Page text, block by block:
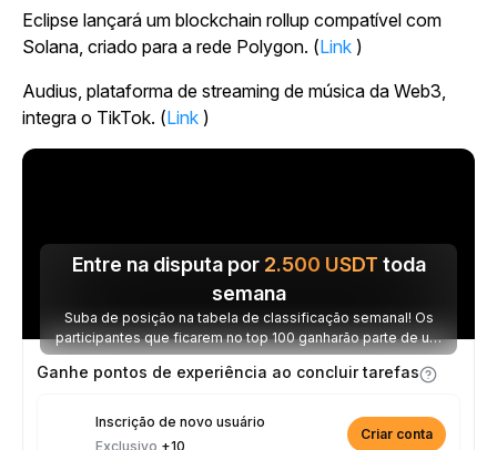
Eclipse lançará um blockchain rollup compatível com
Solana, criado para a rede Polygon. (Link )
Audius, plataforma de streaming de música da Web3,
integra o TikTok. (Link )
Entre na disputa por 2.500 USDT toda
semana
Suba de posição na tabela de classificação semanal! Os
participantes que ficarem no top 100 ganharão parte de um
prêmio de 2.500 USDT toda semana.
Ganhe pontos de experiência ao concluir tarefas
Inscrição de novo usuário
Exclusivo +10
Criar conta